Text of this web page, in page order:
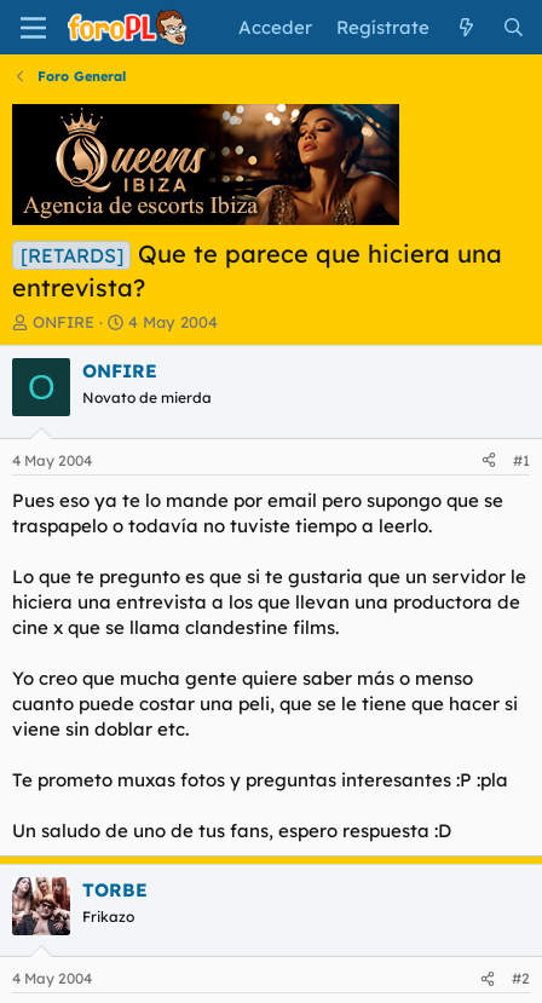
Acceder Regístrate
Foro General
[RETARDS]
Que te parece que hiciera una
entrevista?
I
n
i
c
a
d
o
r
e
t
e
m
ONFIRE
F
e
c
a
i
n
i
c
o
4 May 2004
O ONFIRE
Novato de mierda
4 May 2004 #1
Pues eso ya te lo mande por email pero supongo que se
traspapelo o todavía no tuviste tiempo a leerlo.
Lo que te pregunto es que si te gustaria que un servidor le
hiciera una entrevista a los que llevan una productora de
cine x que se llama clandestine films.
Yo creo que mucha gente quiere saber más o menso
cuanto puede costar una peli, que se le tiene que hacer si
viene sin doblar etc.
Te prometo muxas fotos y preguntas interesantes :P :pla
Un saludo de uno de tus fans, espero respuesta :D
TORBE
Frikazo
4 May 2004 #2